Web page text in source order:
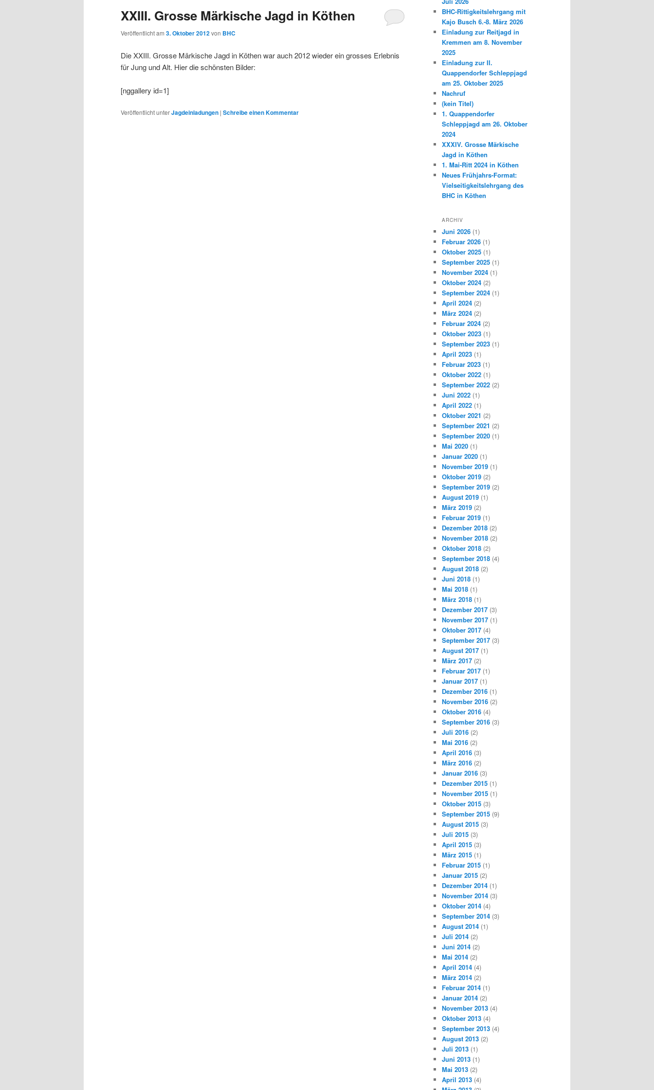
XXIII. Grosse Märkische Jagd in Köthen
Veröffentlicht am 3. Oktober 2012von BHC
Die XXIII. Grosse Märkische Jagd in Köthen war auch 2012 wieder ein grosses Erlebnis
für Jung und Alt. Hier die schönsten Bilder:
[nggallery id=1]
Veröffentlicht unterJagdeinladungen | Schreibe einen Kommentar
BHC-Rittigkeitslehrgang mit
Kajo Busch 6.-8. März 2026
Einladung zur Reitjagd in
Kremmen am 8. November
2025
Einladung zur II.
Quappendorfer Schleppjagd
am 25. Oktober 2025
Nachruf
(kein Titel)
1. Quappendorfer
Schleppjagd am 26. Oktober
2024
XXXIV. Grosse Märkische
Jagd in Köthen
1. Mai-Ritt 2024 in Köthen
Neues Frühjahrs-Format:
Vielseitigkeitslehrgang des
BHC in Köthen
ARCHIV
Juni 2026 (1)
Februar 2026 (1)
Oktober 2025 (1)
September 2025 (1)
November 2024 (1)
Oktober 2024 (2)
September 2024 (1)
April 2024 (2)
März 2024 (2)
Februar 2024 (2)
Oktober 2023 (1)
September 2023 (1)
April 2023 (1)
Februar 2023 (1)
Oktober 2022 (1)
September 2022 (2)
Juni 2022 (1)
April 2022 (1)
Oktober 2021 (2)
September 2021 (2)
September 2020 (1)
Mai 2020 (1)
Januar 2020 (1)
November 2019 (1)
Oktober 2019 (2)
September 2019 (2)
August 2019 (1)
März 2019 (2)
Februar 2019 (1)
Dezember 2018 (2)
November 2018 (2)
Oktober 2018 (2)
September 2018 (4)
August 2018 (2)
Juni 2018 (1)
Mai 2018 (1)
März 2018 (1)
Dezember 2017 (3)
November 2017 (1)
Oktober 2017 (4)
September 2017 (3)
August 2017 (1)
März 2017 (2)
Februar 2017 (1)
Januar 2017 (1)
Dezember 2016 (1)
November 2016 (2)
Oktober 2016 (4)
September 2016 (3)
Juli 2016 (2)
Mai 2016 (2)
April 2016 (3)
März 2016 (2)
Januar 2016 (3)
Dezember 2015 (1)
November 2015 (1)
Oktober 2015 (3)
September 2015 (9)
August 2015 (3)
Juli 2015 (3)
April 2015 (3)
März 2015 (1)
Februar 2015 (1)
Januar 2015 (2)
Dezember 2014 (1)
November 2014 (3)
Oktober 2014 (4)
September 2014 (3)
August 2014 (1)
Juli 2014 (2)
Juni 2014 (2)
Mai 2014 (2)
April 2014 (4)
März 2014 (2)
Februar 2014 (1)
Januar 2014 (2)
November 2013 (4)
Oktober 2013 (4)
September 2013 (4)
August 2013 (2)
Juli 2013 (1)
Juni 2013 (1)
Mai 2013 (2)
April 2013 (4)